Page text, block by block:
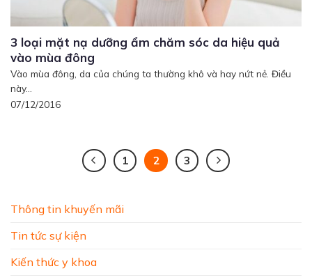
Thông tin khuyến mãi
Tin tức sự kiện
Kiến thức y khoa
3 loại mặt nạ dưỡng ẩm chăm sóc da hiệu quả
vào mùa đông
Vào mùa đông, da của chúng ta thường khô và hay nứt nẻ. Điều
này...
07/12/2016
1 2 3